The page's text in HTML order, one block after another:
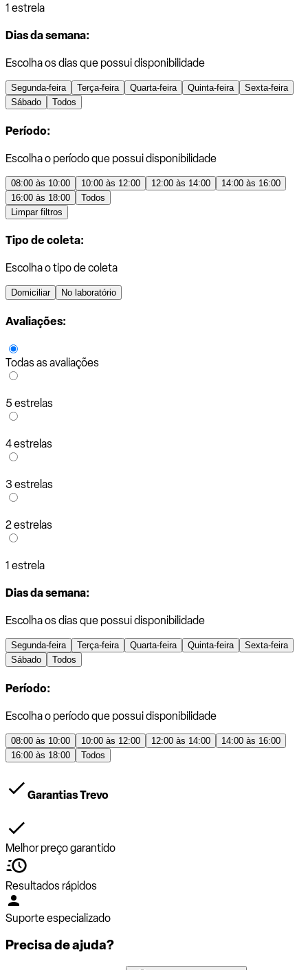
1 estrela
Dias da semana:
Escolha os dias que possui disponibilidade
Segunda-feira Terça-feira Quarta-feira Quinta-feira
Sexta-feira
Sábado
Todos
Período:
Escolha o período que possui disponibilidade
08:00 às 10:00 10:00 às 12:00 12:00 às 14:00
14:00 às 16:00
16:00 às 18:00
Todos
Limpar filtros
Tipo de coleta:
Escolha o tipo de coleta
Domiciliar No laboratório
Avaliações:
Todas as avaliações
5 estrelas
4 estrelas
3 estrelas
2 estrelas
1 estrela
Dias da semana:
Escolha os dias que possui disponibilidade
Segunda-feira Terça-feira Quarta-feira Quinta-feira
Sexta-feira
Sábado
Todos
Período:
Escolha o período que possui disponibilidade
08:00 às 10:00 10:00 às 12:00 12:00 às 14:00
14:00 às 16:00
16:00 às 18:00
Todos
Garantias Trevo
Melhor preço garantido
Resultados rápidos
Suporte especializado
Precisa de ajuda?